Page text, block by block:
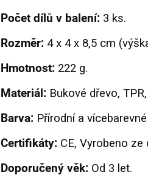
Počet dílů v balení: 3 ks.
Rozměr: 4 x 4 x 8,5 cm
Hmotnost: 222 g.
Materiál: Bukové dřevo,
Barva: Přírodní a
Certifikáty: CE, Vyrobeno
Doporučený věk: Od 3 let.